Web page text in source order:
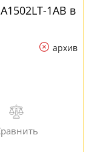
1AB в
архив